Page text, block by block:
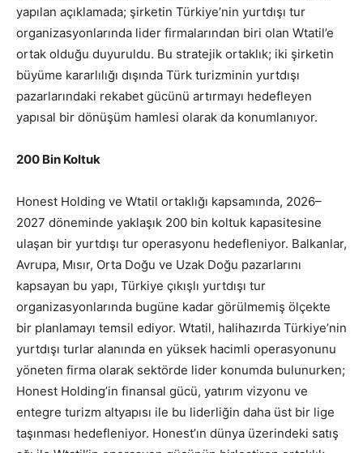
yapılan açıklamada; şirketin Türkiye’nin yurtdışı tur
organizasyonlarında lider firmalarından biri olan Wtatil’e
ortak olduğu duyuruldu. Bu stratejik ortaklık; iki şirketin
büyüme kararlılığı dışında Türk turizminin yurtdışı
pazarlarındaki rekabet gücünü artırmayı hedefleyen
yapısal bir dönüşüm hamlesi olarak da konumlanıyor.
200 Bin Koltuk
Honest Holding ve Wtatil ortaklığı kapsamında, 2026–
2027 döneminde yaklaşık 200 bin koltuk kapasitesine
ulaşan bir yurtdışı tur operasyonu hedefleniyor. Balkanlar,
Avrupa, Mısır, Orta Doğu ve Uzak Doğu pazarlarını
kapsayan bu yapı, Türkiye çıkışlı yurtdışı tur
organizasyonlarında bugüne kadar görülmemiş ölçekte
bir planlamayı temsil ediyor. Wtatil, halihazırda Türkiye’nin
yurtdışı turlar alanında en yüksek hacimli operasyonunu
yöneten firma olarak sektörde lider konumda bulunurken;
Honest Holding’in finansal gücü, yatırım vizyonu ve
entegre turizm altyapısı ile bu liderliğin daha üst bir lige
taşınması hedefleniyor. Honest’ın dünya üzerindeki satış